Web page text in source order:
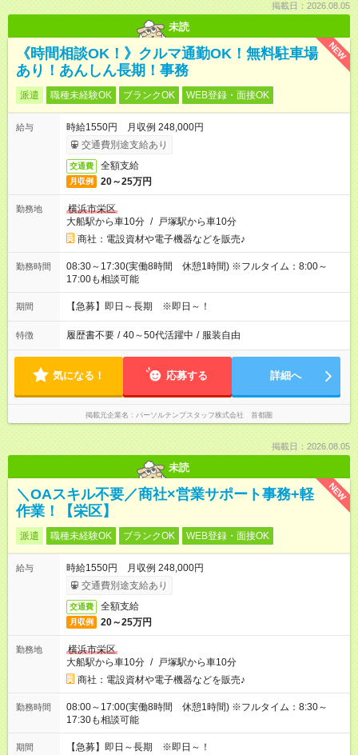
掲載日：2026.08.05
未読
NEW
《時間相談OK！》クルマ通勤OK！無料駐車場
あり！あんしん長期！事務
派遣 職種未経験OK ブランクOK WEB登録・面接OK
給与
時給1550円 月収例 248,000円
交通費別途支給あり
交通費 全額支給
月収例 20～25万円
勤務地
横浜市栄区
大船駅から車10分 / 戸塚駅から車10分
商社：電設資材や電子機器などを販売♪
勤務時間
08:30～17:30(実働8時間 休憩1時間) ※フルタイム：8:00～
17:00も相談可能
期間 【急募】即日～長期 ※即日～！
特徴 履歴書不要 / 40～50代活躍中 / 服装自由
気になる！ 応募する 詳細へ
掲載元企業名 パーソルテンプスタッフ株式会社 首都圏
掲載日：2026.08.05
未読
NEW
＼OAスキル不要／商社×営業サポート事務+軽
作業！【栄区】
派遣 職種未経験OK ブランクOK WEB登録・面接OK
給与
時給1550円 月収例 248,000円
交通費別途支給あり
交通費 全額支給
月収例 20～25万円
勤務地
横浜市栄区
大船駅から車10分 / 戸塚駅から車10分
商社：電設資材や電子機器などを販売♪
勤務時間
08:00～17:00(実働8時間 休憩1時間) ※フルタイム：8:30～
17:30も相談可能
期間 【急募】即日～長期 ※即日～！